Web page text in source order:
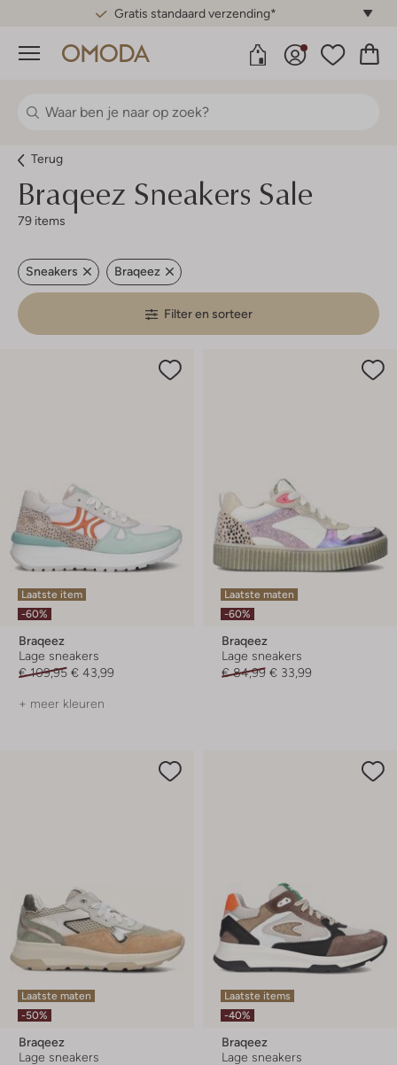
Gratis standaard verzending*
Menu
Terug
Braqeez Sneakers Sale
79 items
Sneakers Braqeez
Filter en sorteer
Laatste item
-60%
Braqeez
Lage sneakers
€ 109,95 € 43,99
+ meer kleuren
Laatste maten
-60%
Braqeez
Lage sneakers
€ 84,99 € 33,99
Laatste maten
-50%
Braqeez
Lage sneakers
Laatste items
-40%
Braqeez
Lage sneakers